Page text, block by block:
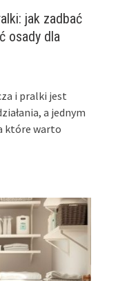
jak zadbać
osady dla
i pralki jest
a jednym
które warto